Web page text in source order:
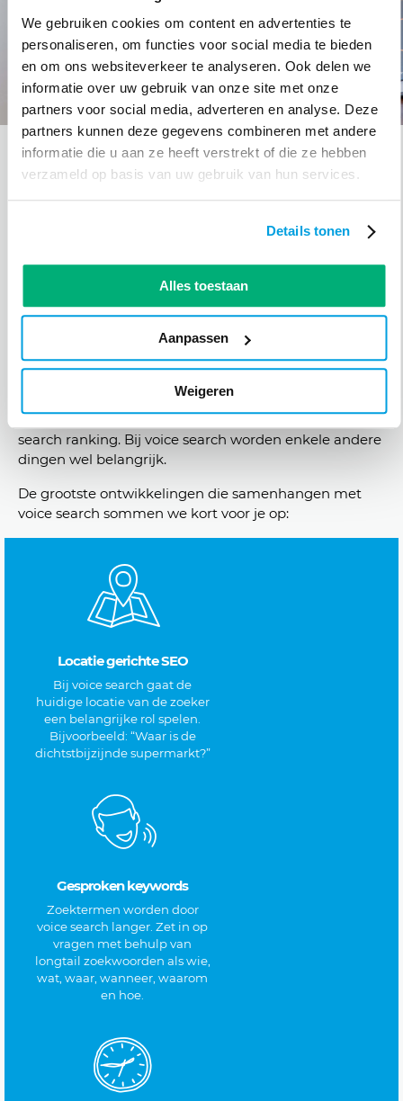
We gebruiken cookies om content en advertenties te
personaliseren, om functies voor social media te bieden
en om ons websiteverkeer te analyseren. Ook delen we
informatie over uw gebruik van onze site met onze
partners voor social media, adverteren en analyse. Deze
partners kunnen deze gegevens combineren met andere
informatie die u aan ze heeft verstrekt of die ze hebben
verzameld op basis van uw gebruik van hun services.
Details tonen
Alles toestaan
Aanpassen
Weigeren
2. Voice search
hoe? Met de komst van Google Home en de Apple
gereedschap neer te leggen. Het gemak waarmee
tegenwoordig via slimme speakers maar ook via
smartphone gezocht kan worden zorgt ervoor dat 20%
gedaan. Dit wordt alleen maar meer. Wat heeft dit
voor gevolgen voor je SEO?
Blijf in ieder geval doen wat je nu al doet. Je huidige
SEO werkzaamheden dragen bij aan een goede voice
search ranking. Bij voice search worden enkele andere
dingen wel belangrijk.
De grootste ontwikkelingen die samenhangen met
voice search sommen we kort voor je op:
Locatie gerichte SEO
Bij voice search gaat de
huidige locatie van de zoeker
een belangrijke rol spelen.
Bijvoorbeeld: “Waar is de
dichtstbijzijnde supermarkt?”
Gesproken keywords
Zoektermen worden door
voice search langer. Zet in op
vragen met behulp van
longtail zoekwoorden als wie,
wat, waar, wanneer, waarom
en hoe.